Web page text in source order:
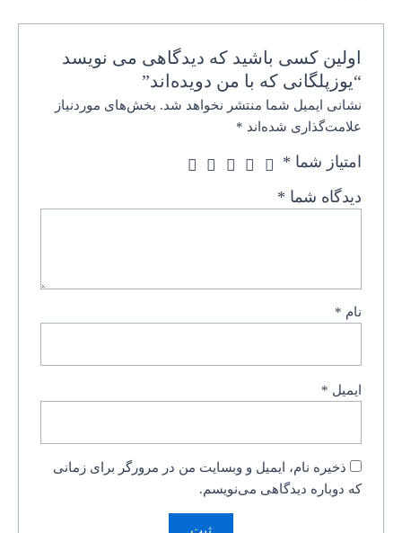
اولین کسی باشید که دیدگاهی می نویسد
“یوزپلگانی که با من دویده‌اند”
نشانی ایمیل شما منتشر نخواهد شد. بخش‌های موردنیاز
علامت‌گذاری شده‌اند *
امتیاز شما *
دیدگاه شما *
نام *
ایمیل *
ذخیره نام، ایمیل و وبسایت من در مرورگر برای زمانی
که دوباره دیدگاهی می‌نویسم.